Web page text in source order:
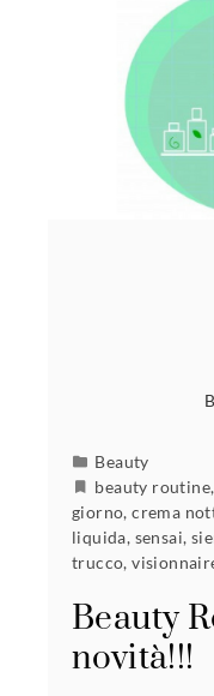
Beauty
beauty routine,
giorno,crema
liquida, sensai,
trucco,
Beauty
novità!!!